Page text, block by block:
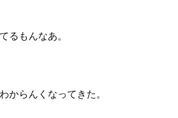
るもんなあ。
からんくなってきた。